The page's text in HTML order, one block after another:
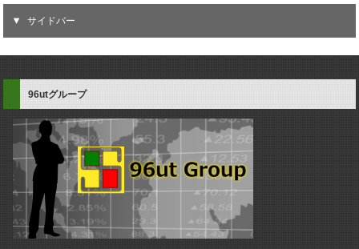
サイドバー
96utグループ